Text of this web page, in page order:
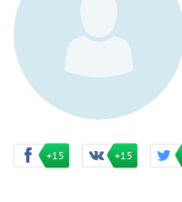
+15 +15